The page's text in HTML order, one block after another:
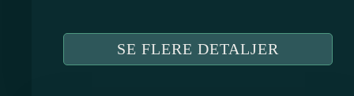
SE FLERE DETALJER